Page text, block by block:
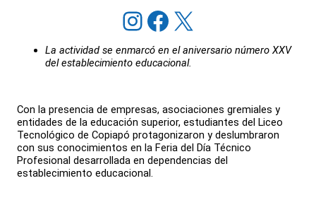
Instagram Facebook X
La actividad se enmarcó en el aniversario número XXV
del establecimiento educacional.
Con la presencia de empresas, asociaciones gremiales y
entidades de la educación superior, estudiantes del Liceo
Tecnológico de Copiapó protagonizaron y deslumbraron
con sus conocimientos en la Feria del Día Técnico
Profesional desarrollada en dependencias del
establecimiento educacional.